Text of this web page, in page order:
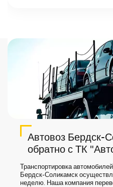
Автовоз Бердск-
обратно с ТК
Транспортировка
Бердск-Соликамск
неделю. Наша компания